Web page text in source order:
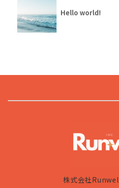
Hello world!
株式会社